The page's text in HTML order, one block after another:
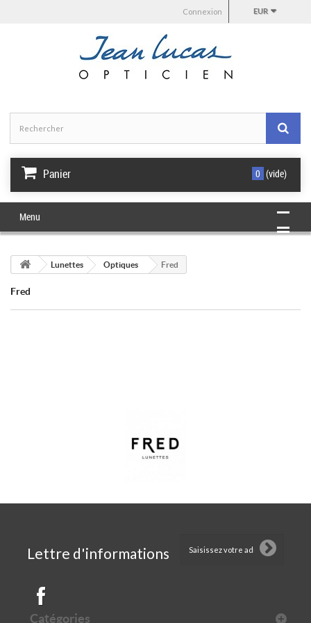
EUR
Connexion
Panier 0 (vide)
Menu
Lunettes Optiques Fred
Fred
Lettre d'informations
Catégories